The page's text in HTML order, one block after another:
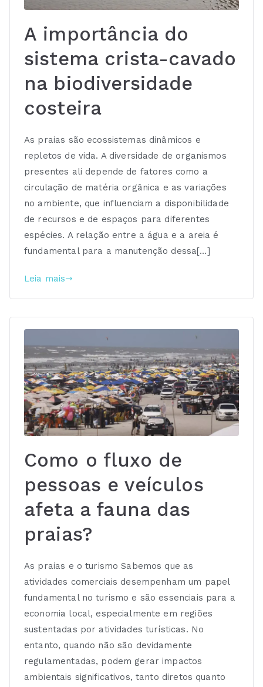
A importância do
sistema crista-cavado
na biodiversidade
costeira
As praias são ecossistemas dinâmicos e
repletos de vida. A diversidade de organismos
presentes ali depende de fatores como a
circulação de matéria orgânica e as variações
no ambiente, que influenciam a disponibilidade
de recursos e de espaços para diferentes
espécies. A relação entre a água e a areia é
fundamental para a manutenção dessa[…]
Leia mais
Como o fluxo de
pessoas e veículos
afeta a fauna das
praias?
As praias e o turismo Sabemos que as
atividades comerciais desempenham um papel
fundamental no turismo e são essenciais para a
economia local, especialmente em regiões
sustentadas por atividades turísticas. No
entanto, quando não são devidamente
regulamentadas, podem gerar impactos
ambientais significativos, tanto diretos quanto